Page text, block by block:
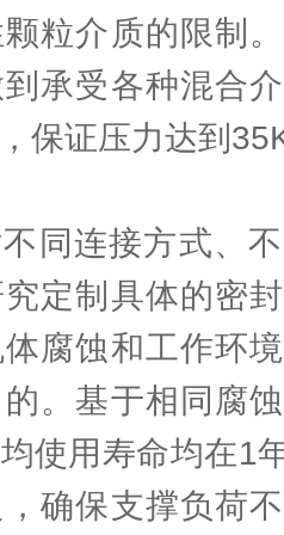
粒介质的限制
承受各种混合
保证压力达到
连接方式、不
定制具体的密
腐蚀和工作环
。基于相同腐
使用寿命均在1
确保支撑负荷